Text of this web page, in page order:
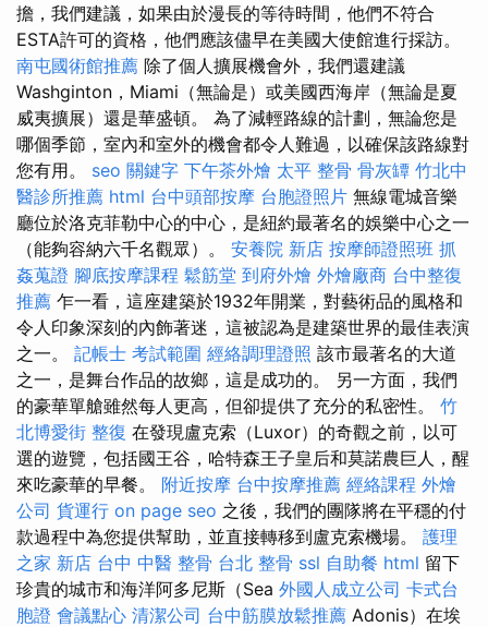
擔，我們建議，如果由於漫長的等待時間，他們不符合
ESTA許可的資格，他們應該儘早在美國大使館進行採訪。
南屯國術館推薦 除了個人擴展機會外，我們還建議
Washginton，Miami（無論是）或美國西海岸（無論是夏
威夷擴展）還是華盛頓。 為了減輕路線的計劃，無論您是
哪個季節，室內和室外的機會都令人難過，以確保該路線對
您有用。 seo 關鍵字 下午茶外燴 太平 整骨 骨灰罈 竹北中
醫診所推薦 html 台中頭部按摩 台胞證照片 無線電城音樂
廳位於洛克菲勒中心的中心，是紐約最著名的娛樂中心之一
（能夠容納六千名觀眾）。 安養院 新店 按摩師證照班 抓
姦蒐證 腳底按摩課程 鬆筋堂 到府外燴 外燴廠商 台中整復
推薦 乍一看，這座建築於1932年開業，對藝術品的風格和
令人印象深刻的內飾著迷，這被認為是建築世界的最佳表演
之一。 記帳士 考試範圍 經絡調理證照 該市最著名的大道
之一，是舞台作品的故鄉，這是成功的。 另一方面，我們
的豪華單艙雖然每人更高，但卻提供了充分的私密性。 竹
北博愛街 整復 在發現盧克索（Luxor）的奇觀之前，以可
選的遊覽，包括國王谷，哈特森王子皇后和莫諾農巨人，醒
來吃豪華的早餐。 附近按摩 台中按摩推薦 經絡課程 外燴
公司 貨運行 on page seo 之後，我們的團隊將在平穩的付
款過程中為您提供幫助，並直接轉移到盧克索機場。 護理
之家 新店 台中 中醫 整骨 台北 整骨 ssl 自助餐 html 留下
珍貴的城市和海洋阿多尼斯（Sea 外國人成立公司 卡式台
胞證 會議點心 清潔公司 台中筋膜放鬆推薦 Adonis）在埃